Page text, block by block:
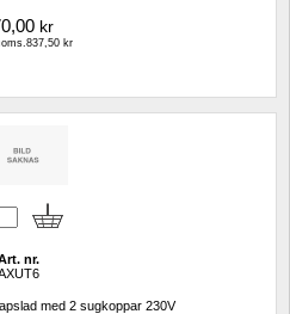
kr
kr
nr.
med 2 sugkoppar 230V